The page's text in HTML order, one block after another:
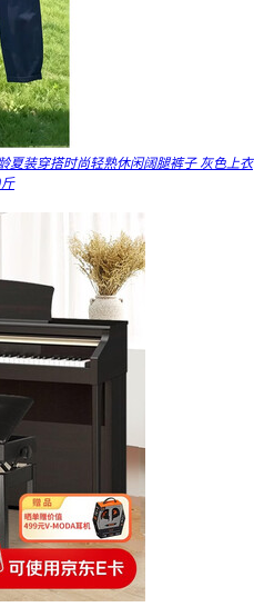
夏装穿搭时尚轻熟休闲阔腿裤子 灰色上衣